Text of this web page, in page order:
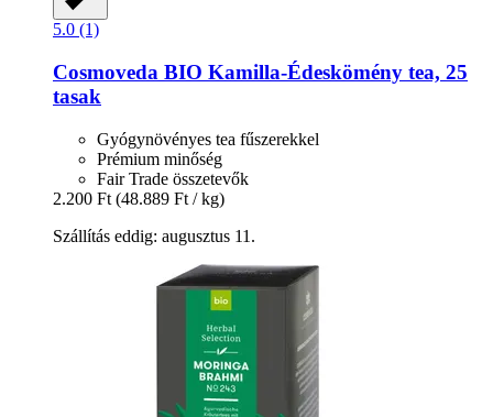
5.0 (1)
Cosmoveda BIO Kamilla-​Édeskömény tea, 25
tasak
Gyógynövényes tea fűszerekkel
Prémium minőség
Fair Trade összetevők
2.200 Ft (48.889 Ft / kg)
Szállítás eddig: augusztus 11.